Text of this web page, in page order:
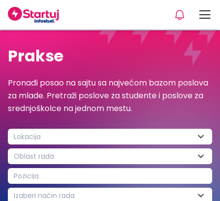
Prakse
Pronađi posao na sajtu sa najvećom bazom poslova
za mlade. Pretraži poslove za studente i poslove za
srednjoškolce na jednom mestu.
Lokacija
Oblast rada
Pozicija
Izaberi način rada